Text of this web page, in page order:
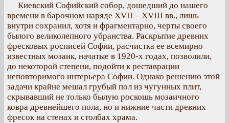
Киевский Софийский собор, дошедший до нашего
времени в барочном наряде XVII – XVIII вв., лишь
внутри сохранил, хотя и фрагментарно, черты своего
былого великолепного убранства. Раскрытие древних
фресковых росписей Софии, расчистка ее всемирно
известных мозаик, начатые в 1920-х годах, позволили,
до некоторой степени, подойти к реставрации
неповторимого интерьера Софии. Однако решению этой
задачи крайне мешал грубый пол из чугунных плит,
скрывавший не только былую роскошь мозаичного
ковра древнейшего пола, но и нижние части древних
фресок на стенах и столбах храма.